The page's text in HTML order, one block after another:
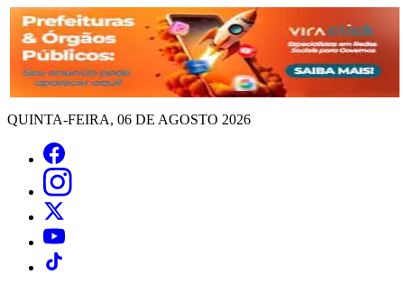
QUINTA-FEIRA, 06 DE AGOSTO 2026